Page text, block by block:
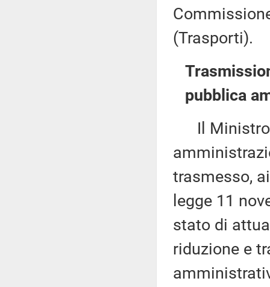
(Trasporti).
pubblica
Il Ministro
trasmesso,
legge 11
stato di
riduzione e